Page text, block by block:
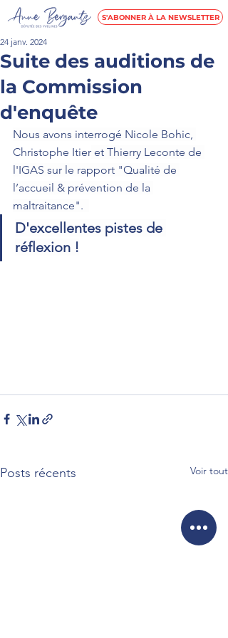
S'ABONNER À LA NEWSLETTER
Suite des auditions de
la Commission
d'enquête
24 janv. 2024
Nous avons interrogé Nicole Bohic,
Christophe Itier et Thierry Leconte de
l'IGAS sur le rapport "Qualité de
l’accueil & prévention de la
maltraitance".
D'excellentes pistes de
réflexion !
Posts récents Voir tout